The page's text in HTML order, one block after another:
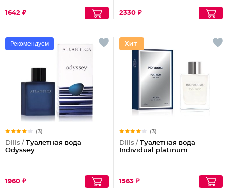
1642 ₽ 2330 ₽
Рекомендуем
(3)
Dilis / Туалетная вода
Odyssey
1960 ₽
(3)
Dilis / Туалетная вода
Individual platinum
1563 ₽